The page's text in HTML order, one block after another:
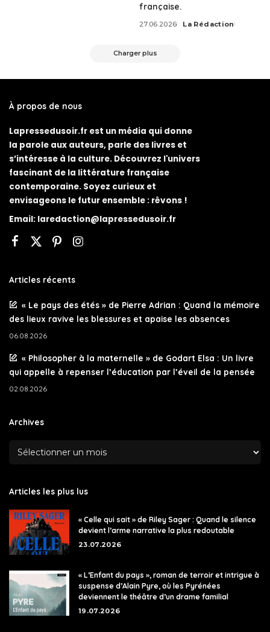
française.
27.06.2026
Posted
La Rédaction
Charger plus
À propos de nous
Lapressedusoir.fr est un média qui donne
la parole aux auteurs, parle des livres et
s’intéresse à la culture. Découvrez l'univers
fascinant de la littérature française
contemporaine. Soyez curieux et
envisageons le futur ensemble : rêvons !
Email: laredaction@lapressedusoir.fr
Articles récents
« Le pays des étés » de Pierre Adrian : Quand la mémoire
des lieux ravive les blessures et apaise les absences
06.08.2026
« Philosopher à la maternelle » de Godart Elsa : Un livre
qui appelle à repenser l’éducation par l’éveil de la pensée
02.08.2026
Archives
Articles les plus lus
« Celle qui sait » de Riley Sager : Quand le silence
devient l’arme narrative la plus redoutable
23.07.2026
« L’Enfant du pays », roman de terroir et intrigue à
suspense d’Alain Pyre, où les Pyrénées
deviennent le théâtre d’un drame familial
19.07.2026